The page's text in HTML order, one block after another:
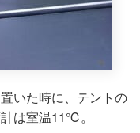
いた時に、テントの
は室温11℃。